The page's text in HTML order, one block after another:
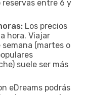
reservas entre 6 y
Los precios
hora. Viajar
(martes o
suele ser más
eDreams podrás